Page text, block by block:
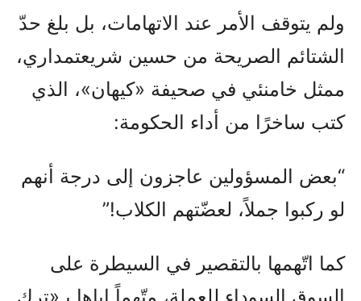
ولم يتوقف الأمر عند الاتهامات، بل بلغ حدّ
الشتائم الصريحة من حسين شريعتمداري،
ممثل خامنئي في صحيفة «كيهان»، الذي
كتب ساخرًا من أداء الحكومة:
“بعض المسؤولين عاجزون إلى درجة أنهم
لو ركبوا جملاً، لعضّتهم الكلاب!”
كما اتّهمها بالتقصير في السيطرة على